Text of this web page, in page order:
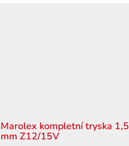
Marolex kompletní tryska 1,5
mm Z12/15V